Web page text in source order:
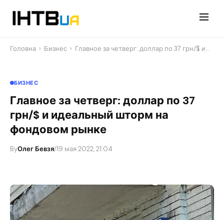
Головна › Бизнес › Главное за четверг: доллар по 37 грн/$ и…
БИЗНЕС
Главное за четверг: доллар по 37
грн/$ и идеальный шторм на
фондовом рынке
ByОлег Бевзя/19 мая 2022, 21:04